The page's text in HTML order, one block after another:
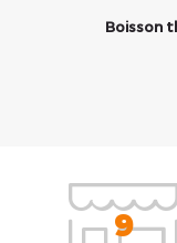
Boisson
9